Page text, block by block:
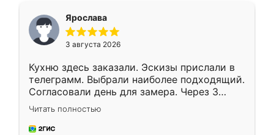
Ярослава
3 августа 2026
Кухню здесь заказали. Эскизы прислали в
телеграмм. Выбрали наиболее подходящий.
Согласовали день для замера. Через 3
недели кухня была уже готова. Остались
довольны работой. Спасибо Ренессанс
мебель за качественную работу!
Читать полностью